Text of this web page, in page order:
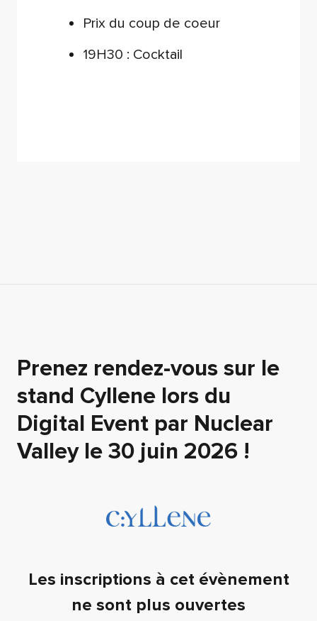
Prix du coup de coeur
19H30 : Cocktail
Prenez rendez-vous sur le
stand Cyllene lors du
Digital Event par Nuclear
Valley le 30 juin 2026 !
Les inscriptions à cet évènement
ne sont plus ouvertes